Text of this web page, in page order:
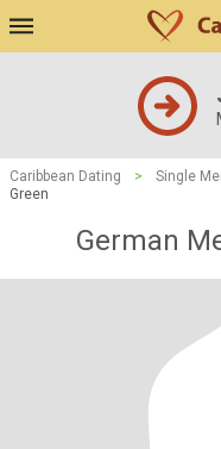
Caribbean Dating > Single
Green
German